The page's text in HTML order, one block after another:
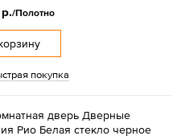
/Полотно
покупка
дверь Дверные
Рио Белая стекло черное